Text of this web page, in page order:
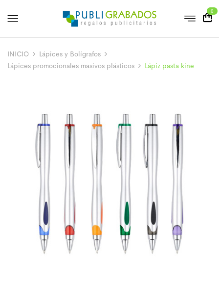
0
INICIO
Lápices y Bolígrafos
Lápices promocionales masivos plásticos
Lápiz pasta kine